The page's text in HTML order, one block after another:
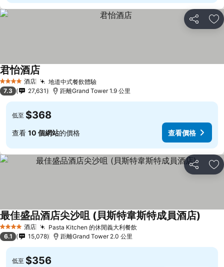
分享 放
4 星級 酒店 地道中式餐飲體驗
君怡酒店
7.3 27,631 距離Grand Tower 1.9 公里
低至 $368
查看 10 個網站的價格 查看價格
分享 放
4 星級 酒店 Pasta Kitchen 的休閒義大利餐飲
最佳盛品酒店尖沙咀 (貝斯特韋斯特成員酒店)
6.1 15,078 距離Grand Tower 2.0 公里
低至 $356